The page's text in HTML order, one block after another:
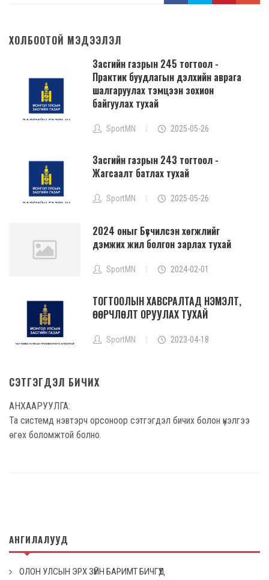
ХОЛБООТОЙ МЭДЭЭЛЭЛ
Засгийн газрын 245 тогтоол -
Практик буудлагын дэлхийн аврага
шалгаруулах тэмцээн зохион
байгуулах тухай
SportMN 2025-05-26
Засгийн газрын 243 тогтоол -
Жагсаалт батлах тухай
SportMN 2025-05-26
2024 оныг Бүсчилсэн хөгжлийг
дэмжих жил болгон зарлах тухай
SportMN 2024-02-01
ТОГТООЛЫН ХАВСРАЛТАД НЭМЭЛТ,
ӨӨРЧЛӨЛТ ОРУУЛАХ ТУХАЙ
SportMN 2023-04-18
СЭТГЭГДЭЛ БИЧИХ
АНХААРУУЛГА:
Та системд нэвтэрч орсоноор сэтгэгдэл бичих болон үнэлгээ
өгөх боломжтой болно.
АНГИЛАЛУУД
ОЛОН УЛСЫН ЭРХ ЗҮЙН БАРИМТ БИЧГҮҮД